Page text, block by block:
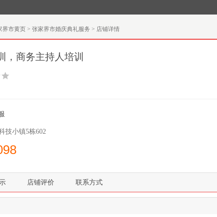
界市黄页 > 张家界市婚庆典礼服务 > 店铺详情
，商务主持人培训
技小镇5栋602
店铺评价 联系方式